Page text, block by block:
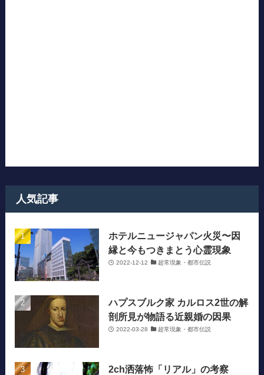
人気記事
ホテルニュージャパン火災〜因
縁と今もつきまとう心霊現象
2022-12-12 超常現象・都市伝説
ハプスブルク家 カルロス2世の解
剖所見が物語る近親婚の因果
2022-03-28 超常現象・都市伝説
2ch洒落怖「リアル」の考察